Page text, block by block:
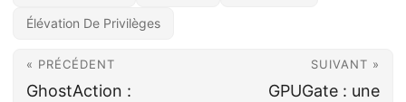
Élévation De Privilèges
« PRÉCÉDENT
GhostAction :
SUIVANT »
GPUGate : une